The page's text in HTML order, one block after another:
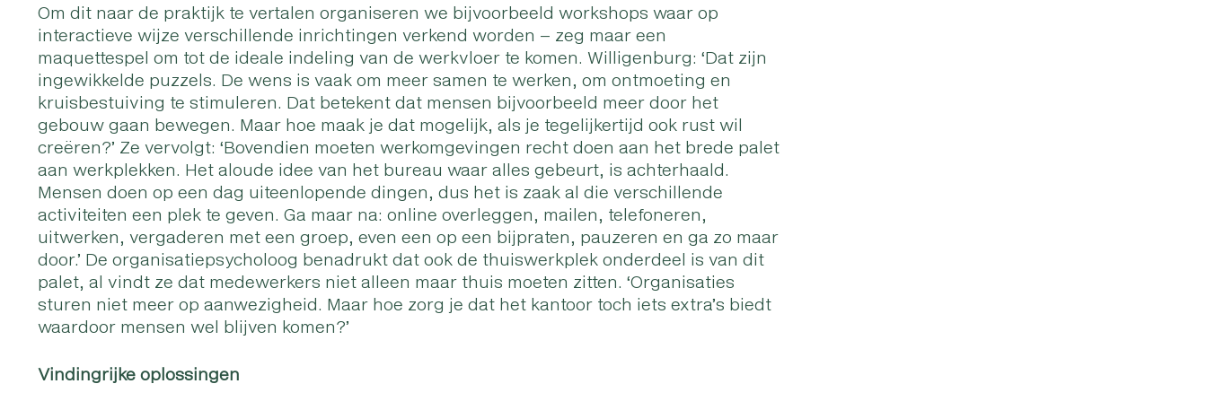
Om dit naar de praktijk te vertalen organiseren we bijvoorbeeld workshops waar op
interactieve wijze verschillende inrichtingen verkend worden – zeg maar een
maquettespel om tot de ideale indeling van de werkvloer te komen. Willigenburg: ‘Dat zijn
ingewikkelde puzzels. De wens is vaak om meer samen te werken, om ontmoeting en
kruisbestuiving te stimuleren. Dat betekent dat mensen bijvoorbeeld meer door het
gebouw gaan bewegen. Maar hoe maak je dat mogelijk, als je tegelijkertijd ook rust wil
creëren?’ Ze vervolgt: ‘Bovendien moeten werkomgevingen recht doen aan het brede palet
aan werkplekken. Het aloude idee van het bureau waar alles gebeurt, is achterhaald.
Mensen doen op een dag uiteenlopende dingen, dus het is zaak al die verschillende
activiteiten een plek te geven. Ga maar na: online overleggen, mailen, telefoneren,
uitwerken, vergaderen met een groep, even een op een bijpraten, pauzeren en ga zo maar
door.’ De organisatiepsycholoog benadrukt dat ook de thuiswerkplek onderdeel is van dit
palet, al vindt ze dat medewerkers niet alleen maar thuis moeten zitten. ‘Organisaties
sturen niet meer op aanwezigheid. Maar hoe zorg je dat het kantoor toch iets extra’s biedt
waardoor mensen wel blijven komen?’
Vindingrijke oplossingen